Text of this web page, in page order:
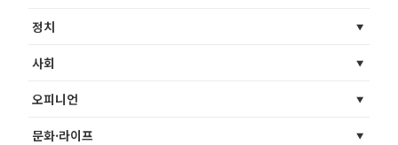
정치
사회
오피니언
문화·라이프